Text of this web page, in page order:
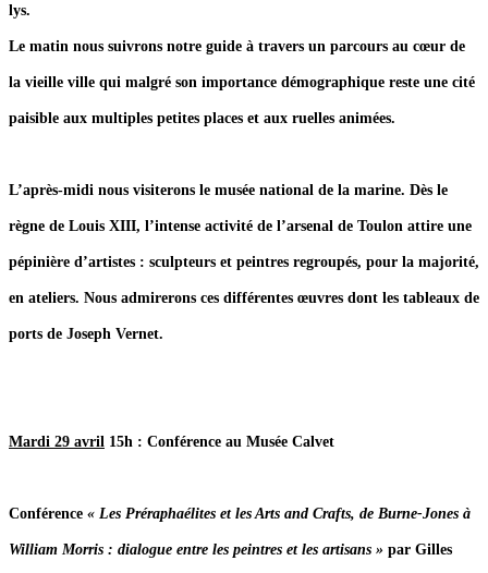
lys.
Le matin nous suivrons notre guide à travers un parcours au cœur de
la vieille ville qui malgré son importance démographique reste une cité
paisible aux multiples petites places et aux ruelles animées.
L’après-midi nous visiterons le musée national de la marine. Dès le
règne de Louis XIII, l’intense activité de l’arsenal de Toulon attire une
pépinière d’artistes : sculpteurs et peintres regroupés, pour la majorité,
en ateliers. Nous admirerons ces différentes œuvres dont les tableaux de
ports de Joseph Vernet.
Mardi 29 avril 15h : Conférence au Musée Calvet
Conférence « Les Préraphaélites et les Arts and Crafts, de Burne-Jones à
William Morris : dialogue entre les peintres et les artisans » par Gilles